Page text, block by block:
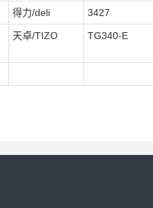
得力/deli 3427
天卓/TIZO TG340-E